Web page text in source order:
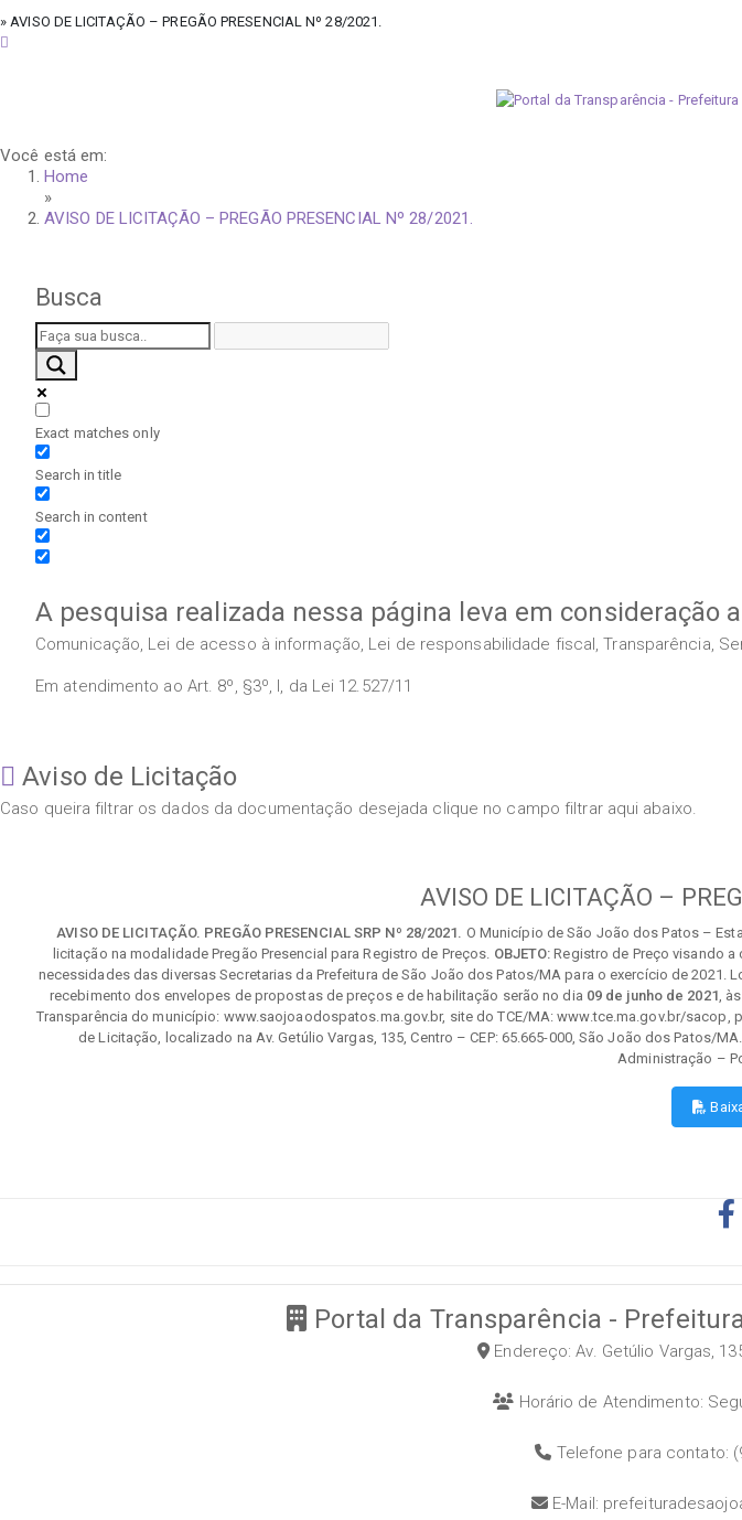
» AVISO DE LICITAÇÃO – PREGÃO PRESENCIAL Nº 28/2021.
Você está em:
Home
»
AVISO DE LICITAÇÃO – PREGÃO PRESENCIAL Nº 28/2021.
Busca
Exact matches only
Search in title
Search in content
A pesquisa realizada nessa página leva em consideração
Comunicação, Lei de acesso à informação, Lei de responsabilidade fiscal, Transparência,
Em atendimento ao Art. 8º, §3º, I, da Lei 12.527/11
Aviso de Licitação
Caso queira filtrar os dados da documentação desejada clique no campo filtrar aqui abaixo.
AVISO DE LICITAÇÃO –
AVISO DE LICITAÇÃO. PREGÃO PRESENCIAL SRP Nº 28/2021. O Município de São João dos Patos –
licitação na modalidade Pregão Presencial para Registro de Preços. OBJETO: Registro de Preço visando
necessidades das diversas Secretarias da Prefeitura de São João dos Patos/MA para o exercício de 2021.
recebimento dos envelopes de propostas de preços e de habilitação serão no dia 09 de junho de 2021, às
Transparência do município: www.saojoaodospatos.ma.gov.br, site do TCE/MA: www.tce.ma.gov.br/
de Licitação, localizado na Av. Getúlio Vargas, 135, Centro – CEP: 65.665-000, São João dos Patos/
Administração –
Portal da Transparência -
Endereço: Av. Getúlio Vargas,
Horário de Atendimento:
Telefone para contato:
E-Mail: